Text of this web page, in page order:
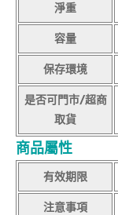
淨重
容量
保存環境
是否可門市/超商
取貨
商品屬性
有效期限
注意事項